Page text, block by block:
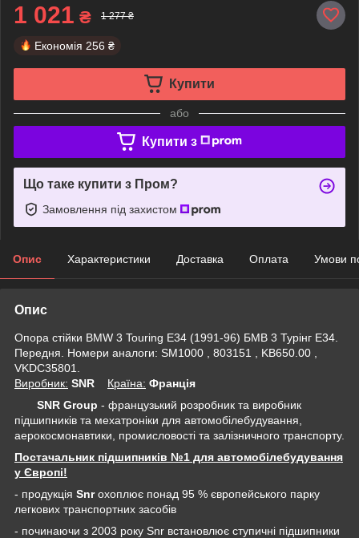
1 021 ₴ 1 277 ₴
Економія 256 ₴
Купити
або
Купити з
Що таке купити з Пром?
Замовлення під захистом
Опис Характеристики Доставка Оплата Умови
Опис
Опора стійки BMW 3 Touring E34 (1991-96) БМВ 3 Турінг Е34.
Передня. Номери аналоги: SM1000 , 803151 , KB650.00 ,
VKDC35801.
Виробник: SNR Крaїна: Франція
SNR Group - французький розробник та виробник
підшипників та мехатроніки для автомобілебудування,
аерокосмонавтики, промисловості та залізничного транспорту.
Постачальник підшипників №1 для автомобілебудування
у Європі!
- продукція Snrохоплює понад 95 % європейського парку
легкових транспортних засобів
- починаючи з 2003 року Snr встановлює ступичні підшипники